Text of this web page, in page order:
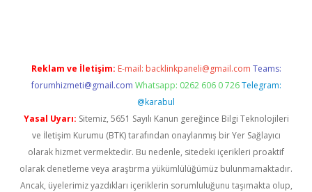
Reklam ve İletişim: E-mail: backlinkpaneli@gmail.com Teams:
forumhizmeti@gmail.com Whatsapp: 0262 606 0 726 Telegram:
@karabul
Yasal Uyarı: Sitemiz, 5651 Sayılı Kanun gereğince Bilgi Teknolojileri
ve İletişim Kurumu (BTK) tarafından onaylanmış bir Yer Sağlayıcı
olarak hizmet vermektedir. Bu nedenle, sitedeki içerikleri proaktif
olarak denetleme veya araştırma yükümlülüğümüz bulunmamaktadır.
Ancak, üyelerimiz yazdıkları içeriklerin sorumluluğunu taşımakta olup,